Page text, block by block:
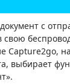
с
свою
Capture2go,
выбирает